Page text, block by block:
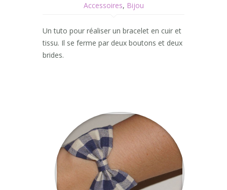
Accessoires, Bijou
Un tuto pour réaliser un bracelet en cuir et
tissu. Il se ferme par deux boutons et deux
brides.